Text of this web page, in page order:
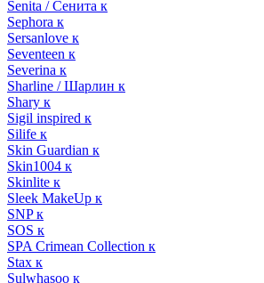
Senita / Сенита к
Sephora к
Sersanlove к
Seventeen к
Severina к
Sharline / Шарлин к
Shary к
Sigil inspired к
Silife к
Skin Guardian к
Skin1004 к
Skinlite к
Sleek MakeUp к
SNP к
SOS к
SPA Crimean Collection к
Stax к
Sulwhasoo к